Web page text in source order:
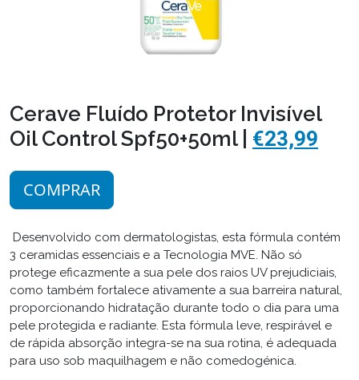
Cerave Fluído Protetor Invisível
Oil Control Spf50+50ml | €23,99
COMPRAR
Desenvolvido com dermatologistas, esta fórmula contém
3 ceramidas essenciais e a Tecnologia MVE. Não só
protege eficazmente a sua pele dos raios UV prejudiciais,
como também fortalece ativamente a sua barreira natural,
proporcionando hidratação durante todo o dia para uma
pele protegida e radiante. Esta fórmula leve, respirável e
de rápida absorção integra-se na sua rotina, é adequada
para uso sob maquilhagem e não comedogénica.